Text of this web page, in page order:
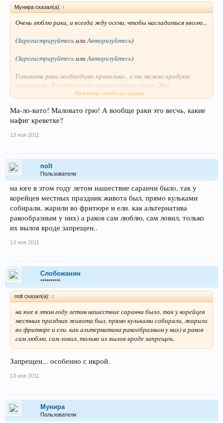
Мунира сказал(а): ↑
Очень люблю раки, и всегда жду осени, чтобы насладиться вволю...
(ЗарегистрируйтесьилиАвторизуйтесь)
(ЗарегистрируйтесьилиАвторизуйтесь)
Готовить раки необходимо правильно., а то можно продукт
испортить. Я каждое лето заготавливаю укроп. Это
обязательная специя. И конечно не жалеть соли.
(ЗарегистрируйтесьилиАвторизуйтесь)
Нажмите, чтобы раскрыть...
Ма-ло-вато! Маловато грю! А вообще раки это весчь, какие
нафиг креветке?
13 ноя 2011
nolt
Пользователи
на юге в этом году летом нашествие саранчи было, так у
корейцев местных праздник живота был, прямо кульками
собирали, жарили во фритюре и ели. как альтернатива
ракообразным у них) а раков сам люблю, сам ловил, только
их вылов вроде запрещен..
13 ноя 2011
Слобожанин
**********
nolt сказал(а): ↑
на юге в этом году летом нашествие саранчи было, так у корейцев
местных праздник живота был, прямо кульками собирали, жарили
во фритюре и ели. как альтернатива ракообразным у них) а раков
сам люблю, сам ловил, только их вылов вроде запрещен..
Запрещен... особенно с икрой.
13 ноя 2011
Мунира
Пользователи